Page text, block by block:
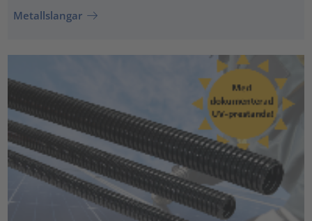
Metallslangar